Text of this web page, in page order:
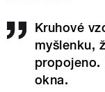
Kruhové
myšlenku,
propojeno.
okna.